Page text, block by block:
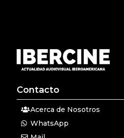
Contacto
Acerca de Nosotros
WhatsApp